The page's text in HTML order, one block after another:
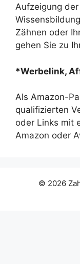
Aufzeigung
Zähnen oder
gehen Sie zu
*Werbelink,
Als Amazon-
qualifizierten
oder Links mit
Amazon oder
© 2026